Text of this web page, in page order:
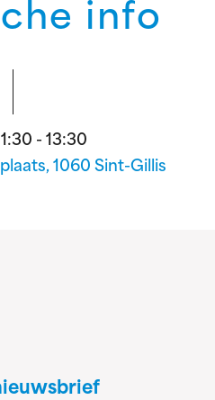
info
- 13:30
1060 Sint-Gillis